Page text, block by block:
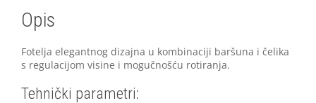
Opis
Fotelja elegantnog dizajna u kombinaciji baršuna i čelika
s regulacijom visine i mogučnošću rotiranja.
Tehnički parametri: